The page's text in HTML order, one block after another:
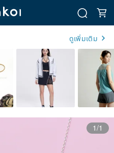
ดูเพิ่มเติม
1/1